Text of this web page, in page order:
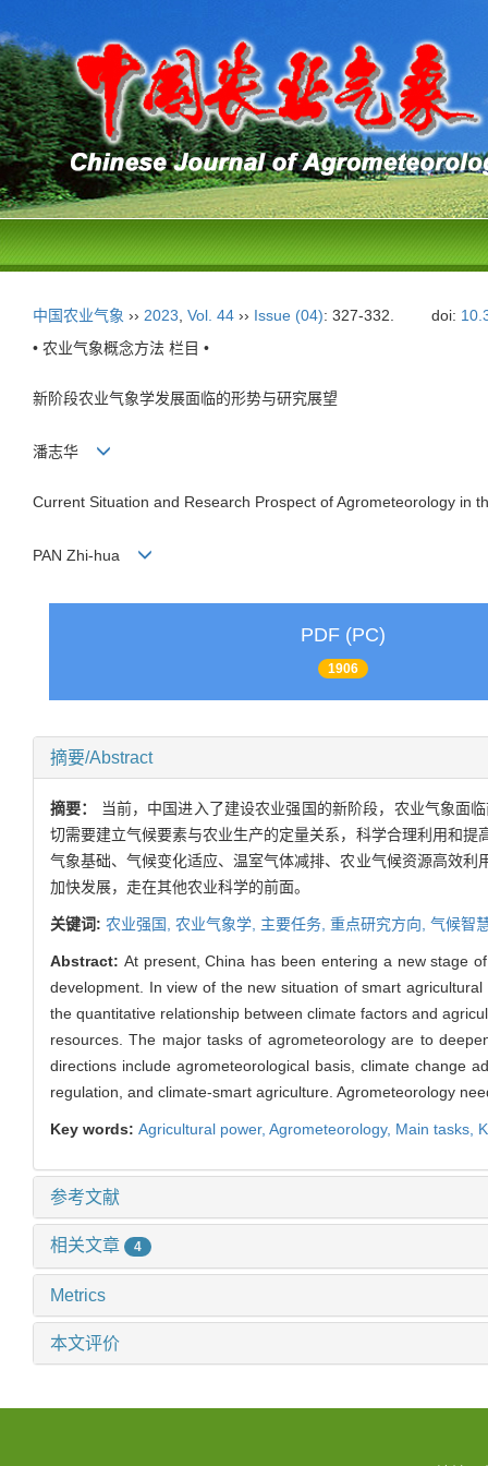
中国农业气象 ›› 2023 Vol. 44 ›› Issue (04): 327-332. doi:
• 农业气象概念方法 栏目 •
新阶段农业气象学发展面临的形势与研究展望
潘志华
Current Situation and Research Prospect of Agrometeorology in
PAN Zhi-hua
PDF (PC)
1906
摘要/Abstract
摘要：
当前，中国进入了建设农业强国的新阶段，农业气象面
切需要建立气候要素与农业生产的定量关系，科学合理利用和
气象基础、气候变化适应、温室气体减排、农业气候资源高效
加快发展，走在其他农业科学的前面。
关键词: 农业强国, 农业气象学, 主要任务, 重点研究方向, 气候智
Abstract: At present, China has been entering a new stage
development. In view of the new situation of smart
the quantitative relationship between climate factors and
resources. The major tasks of agrometeorology are to
directions include agrometeorological basis, climate change
regulation, and climate-smart agriculture. Agrometeorology
Key words: Agricultural power, Agrometeorology, Main tasks,
参考文献
相关文章 4
Metrics
本文评价